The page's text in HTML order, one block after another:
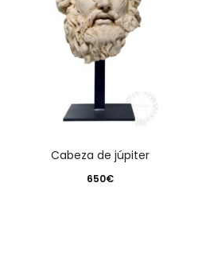
cabeza de júpiter
650€